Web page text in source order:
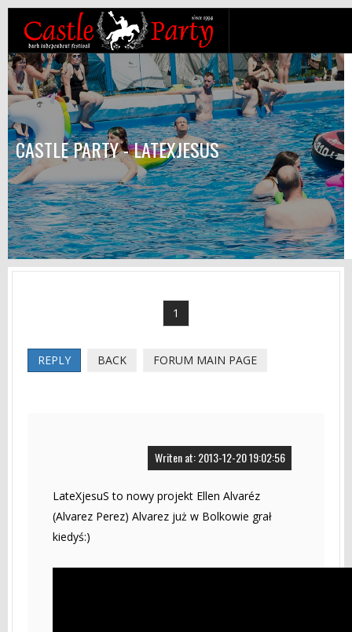
CASTLE PARTY - LATEXJESUS
1
REPLY BACK FORUM MAIN PAGE
Writen at: 2013-12-20 19:02:56
LateXjesuS to nowy projekt Ellen Alvaréz
(Alvarez Perez) Alvarez już w Bolkowie grał
kiedyś:)